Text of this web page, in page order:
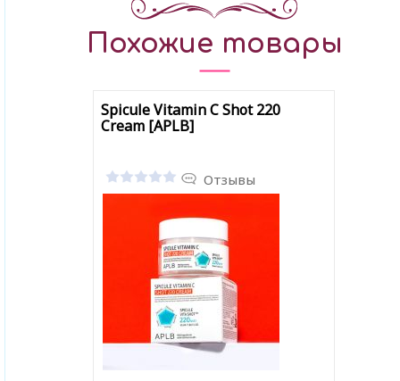
Похожие товары
Spicule Vitamin C Shot 220
Cream [APLB]
Отзывы